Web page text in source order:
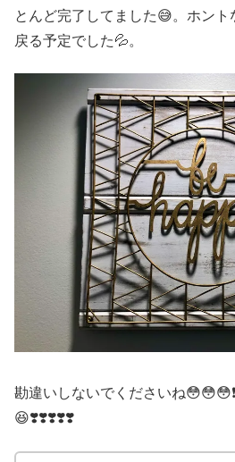
とんど完了してました😅。ホント
戻る予定でした💦。
勘違いしないでくださいね
😆❣️❣️❣️❣️❣️